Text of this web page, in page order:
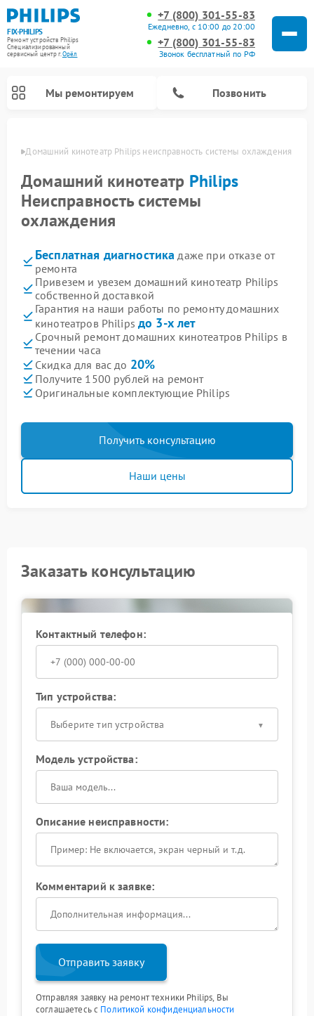
FIX-PHILIPS
Ремонт устройств Philips
Специализированный
cервисный центр г.Орёл
+7 (800) 301-55-83
Ежедневно, с 10:00 до 20:00
+7 (800) 301-55-83
Звонок бесплатный по РФ
Мы ремонтируем Позвонить
Домашний кинотеатр Philips неисправность системы охлаждения
Домашний кинотеатр Philips
Неисправность системы
охлаждения
Бесплатная диагностика даже при отказе от
ремонта
Привезем и увезем домашний кинотеатр Philips
собственной доставкой
Гарантия на наши работы по ремонту домашних
кинотеатров Philipsдо 3-х лет
Срочный ремонт домашних кинотеатров Philips в
течении часа
Скидка для вас до 20%
Получите 1500 рублей на ремонт
Оригинальные комплектующие Philips
Получить консультацию
Наши цены
Заказать консультацию
Контактный телефон:
Тип устройства:
Выберите тип устройства
Модель устройства:
Описание неисправности:
Комментарий к заявке:
Отправить заявку
Отправляя заявку на ремонт техники Philips, Вы
соглашаетесь с Политикой конфиденциальности